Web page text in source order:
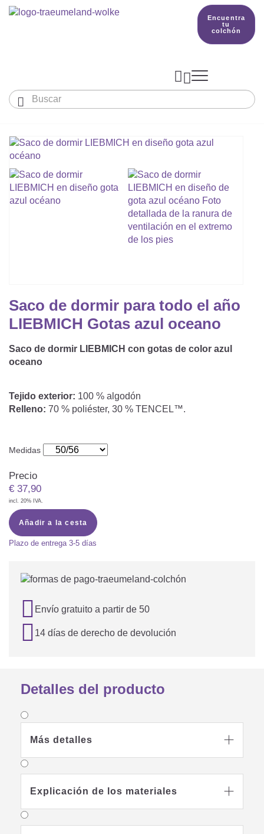
Encuentra
tu
colchón
 
COLCHONES Y ACCESORIOS
Colchón De Colecho, Cuna & Co
Colchones Para Bebé
Colchones Infantiles Y Juveniles
Funda De Recambio
SACOS DE DORMIR
Cómo Elegir Un Saco De Dormir Para
Saco De Dormir Para Todo El Año
Saco Manta
Saco Envolvente
MANTAS, NÓRDICOS Y ALMOHADAS
Mantita Para Bebé
Manta De Juego Para Bebés
Cojines Decorativos
CAMBIADORES
TEXTILES
Sábanas Bajeras
Baberos Y Doudou
Almohadas Especiales
LOTES DE REGALO Y PROMOCIONES
El país de nuestros sueños
BETTER DREAMS
Conocimientos

Encuentra tu colchón

Saco de dormir para todo el año
LIEBMICH Gotas azul oceano
Saco de dormir LIEBMICH con gotas de color azul
oceano
Tejido exterior: 100 % algodón
Relleno: 70 % poliéster, 30 % TENCEL™.
Medidas
Precio
€ 37,90
incl. 20% IVA.
Añadir a la cesta
Plazo de entrega 3-5 días
 Envío gratuito a partir de 50
 14 días de derecho de devolución
Detalles del producto
Más detalles 
Explicación de los materiales 